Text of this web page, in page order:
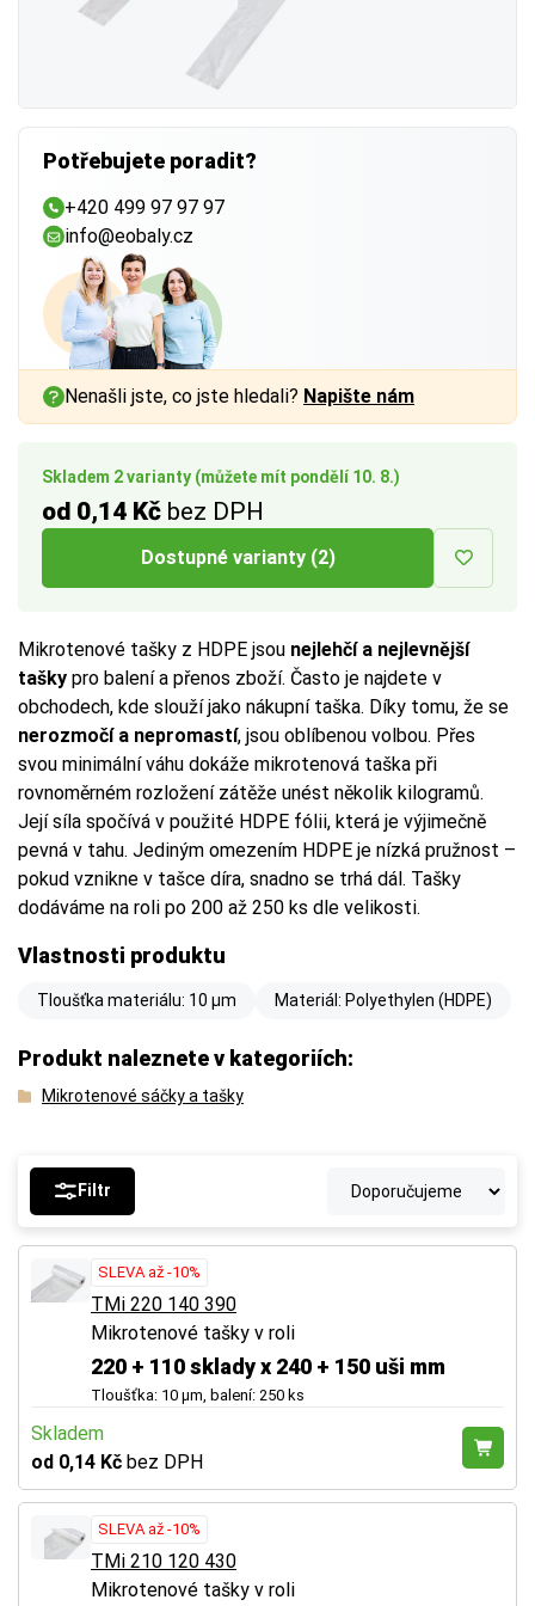
Skladem 2 varianty (můžete mít pondělí 10. 8.)
od 0,14 Kč bez DPH
Dostupné varianty (2)
Mikrotenové tašky z HDPE jsou nejlehčí a nejlevnější
tašky pro balení a přenos zboží. Často je najdete v
obchodech, kde slouží jako nákupní taška. Díky tomu, že se
nerozmočí a nepromastí, jsou oblíbenou volbou. Přes
svou minimální váhu dokáže mikrotenová taška při
rovnoměrném rozložení zátěže unést několik kilogramů.
Její síla spočívá v použité HDPE fólii, která je výjimečně
pevná v tahu. Jediným omezením HDPE je nízká pružnost –
pokud vznikne v tašce díra, snadno se trhá dál. Tašky
dodáváme na roli po 200 až 250 ks dle velikosti.
Vlastnosti produktu
Tloušťka materiálu: 10 µm Materiál: Polyethylen (HDPE)
Produkt naleznete v kategoriích:
Mikrotenové sáčky a tašky
Potřebujete poradit?
+420 499 97 97 97
info@eobaly.cz
Nenašli jste, co jste hledali? Napište nám
Filtr
SLEVA až -10%
TMi 220 140 390
Mikrotenové tašky v roli
220 + 110 sklady x 240 + 150 uši mm
Tloušťka: 10 µm, balení: 250 ks
Skladem
od 0,14 Kč bez DPH
SLEVA až -10%
TMi 210 120 430
Mikrotenové tašky v roli